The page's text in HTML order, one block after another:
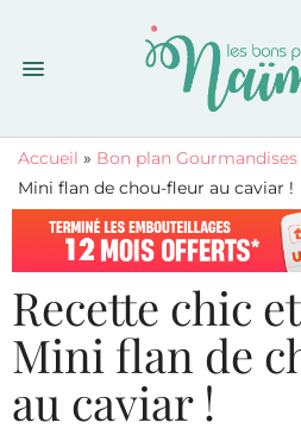
Accueil » Bon plan Gourmandises
Mini flan de chou-fleur au caviar !
Recette chic
Mini flan de
au caviar !